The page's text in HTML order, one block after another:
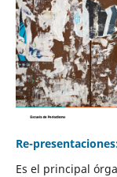
Re-
Es el principal